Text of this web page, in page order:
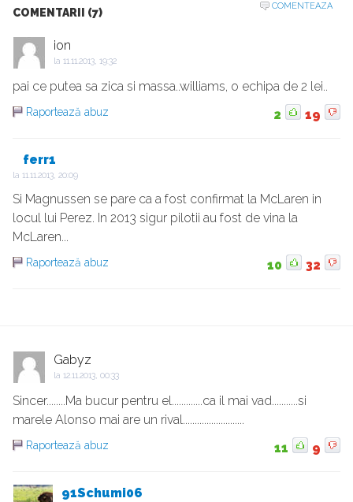
COMENTARII (7)
COMENTEAZA
ion
la 11.11.2013, 19:32
pai ce putea sa zica si massa..williams, o echipa de 2 lei..
Raportează abuz 2 19
ferr1
la 11.11.2013, 20:09
Si Magnussen se pare ca a fost confirmat la McLaren in
locul lui Perez. In 2013 sigur pilotii au fost de vina la
McLaren...
Raportează abuz 10 32
Gabyz
la 12.11.2013, 00:33
Sincer........Ma bucur pentru el.............ca il mai vad...........si
marele Alonso mai are un rival..........................
Raportează abuz 11 9
91Schumi06